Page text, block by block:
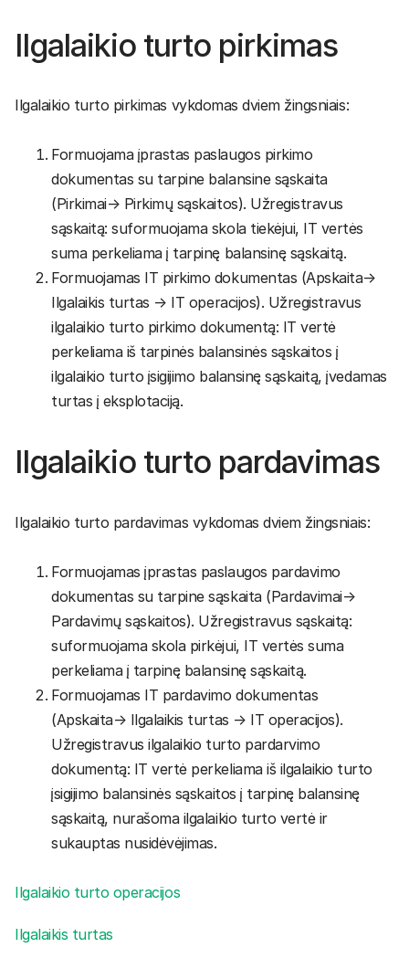
Ilgalaikio turto pirkimas
Ilgalaikio turto pirkimas vykdomas dviem žingsniais:
Formuojama įprastas paslaugos pirkimo
dokumentas su tarpine balansine sąskaita
(Pirkimai→ Pirkimų sąskaitos). Užregistravus
sąskaitą: suformuojama skola tiekėjui, IT vertės
suma perkeliama į tarpinę balansinę sąskaitą.
Formuojamas IT pirkimo dokumentas (Apskaita→
Ilgalaikis turtas → IT operacijos). Užregistravus
ilgalaikio turto pirkimo dokumentą: IT vertė
perkeliama iš tarpinės balansinės sąskaitos į
ilgalaikio turto įsigijimo balansinę sąskaitą, įvedamas
turtas į eksplotaciją.
Ilgalaikio turto pardavimas
Ilgalaikio turto pardavimas vykdomas dviem žingsniais:
Formuojamas įprastas paslaugos pardavimo
dokumentas su tarpine sąskaita (Pardavimai→
Pardavimų sąskaitos). Užregistravus sąskaitą:
suformuojama skola pirkėjui, IT vertės suma
perkeliama į tarpinę balansinę sąskaitą.
Formuojamas IT pardavimo dokumentas
(Apskaita→ Ilgalaikis turtas → IT operacijos).
Užregistravus ilgalaikio turto pardarvimo
dokumentą: IT vertė perkeliama iš ilgalaikio turto
įsigijimo balansinės sąskaitos į tarpinę balansinę
sąskaitą, nurašoma ilgalaikio turto vertė ir
sukauptas nusidėvėjimas.
Ilgalaikio turto operacijos
Ilgalaikis turtas